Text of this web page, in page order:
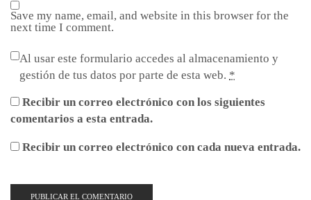
Save my name, email, and website in this browser for the
next time I comment.
Al usar este formulario accedes al almacenamiento y
gestión de tus datos por parte de esta web. *
Recibir un correo electrónico con los siguientes
comentarios a esta entrada.
Recibir un correo electrónico con cada nueva entrada.